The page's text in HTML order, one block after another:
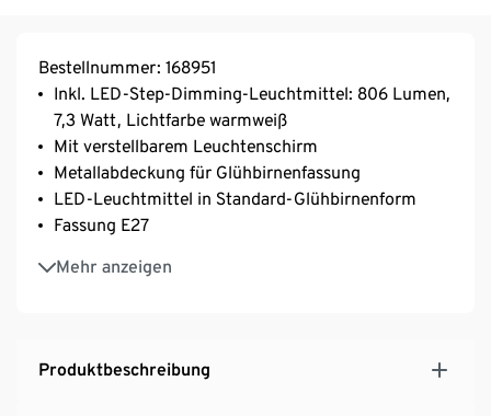
Bestellnummer: 168951
Inkl. LED-Step-Dimming-Leuchtmittel: 806 Lumen,
7,3 Watt, Lichtfarbe warmweiß
Mit verstellbarem Leuchtenschirm
Metallabdeckung für Glühbirnenfassung
LED-Leuchtmittel in Standard-Glühbirnenform
Fassung E27
Mehr anzeigen
Bodenschonende Unterseite
Leuchtmittel direkt am Schalter per Step-Dimming
Produktbeschreibung